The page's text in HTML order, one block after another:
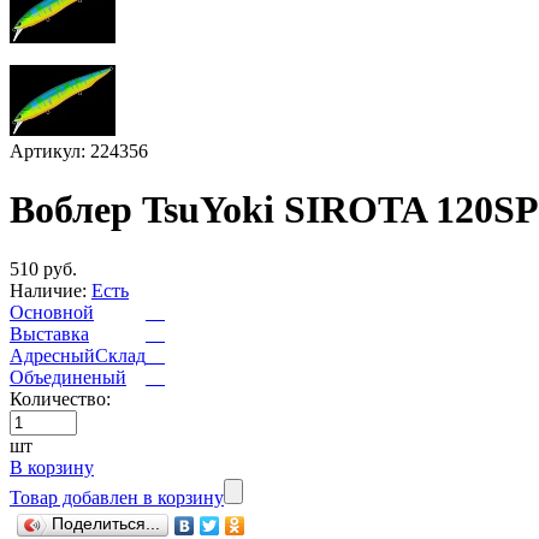
Артикул: 224356
Воблер TsuYoki SIROTA
510 руб.
Наличие: Есть
Основной
Выставка
АдресныйСклад
Объединеный
Количество:
шт
В корзину
Товар добавлен в корзину
Поделиться...